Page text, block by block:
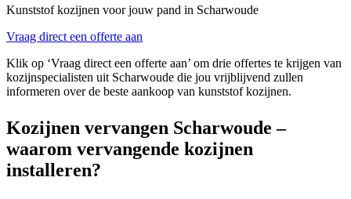
Kunststof kozijnen voor jouw pand in Scharwoude
Vraag direct een offerte aan
Klik op ‘Vraag direct een offerte aan’ om drie offertes te krijgen van
kozijnspecialisten uit Scharwoude die jou vrijblijvend zullen
informeren over de beste aankoop van kunststof kozijnen.
Kozijnen vervangen Scharwoude –
waarom vervangende kozijnen
installeren?